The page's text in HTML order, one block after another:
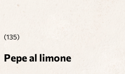
(135)
Pepe al limone